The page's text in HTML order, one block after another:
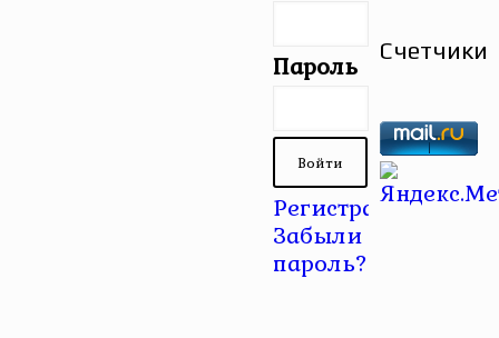
Пароль
Регистрация |
Забыли
пароль?
Счетчики